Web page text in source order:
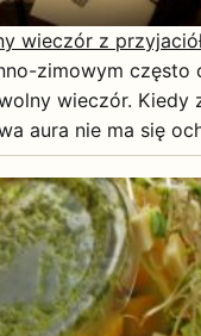
wieczór z
zimowym często
wieczór. Kiedy
aura nie ma się